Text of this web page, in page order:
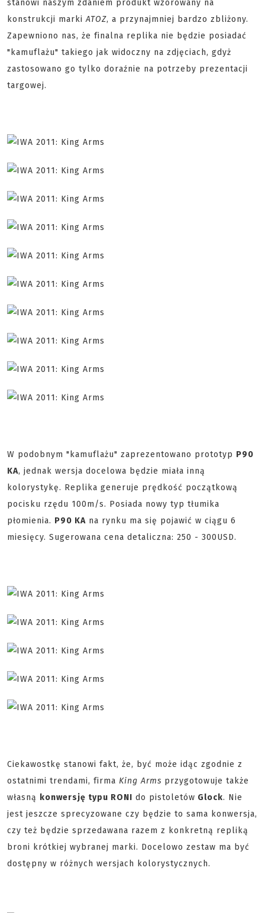
stanowi naszym zdaniem produkt wzorowany na
konstrukcji markiATOZ, a przynajmniej bardzo zbliżony.
Zapewniono nas, że finalna replika nie będzie posiadać
"kamuflażu" takiego jak widoczny na zdjęciach, gdyż
zastosowano go tylko doraźnie na potrzeby prezentacji
targowej.
W podobnym "kamuflażu" zaprezentowano prototyp P90
KA, jednak wersja docelowa będzie miała inną
kolorystykę. Replika generuje prędkość początkową
pocisku rzędu 100m/s. Posiada nowy typ tłumika
płomienia. P90 KA na rynku ma się pojawić w ciągu 6
miesięcy. Sugerowana cena detaliczna: 250 - 300USD.
Ciekawostkę stanowi fakt, że, być może idąc zgodnie z
ostatnimi trendami, firma King Arms przygotowuje także
własną konwersję typu RONI do pistoletów Glock. Nie
jest jeszcze sprecyzowane czy będzie to sama konwersja,
czy też będzie sprzedawana razem z konkretną repliką
broni krótkiej wybranej marki. Docelowo zestaw ma być
dostępny w różnych wersjach kolorystycznych.